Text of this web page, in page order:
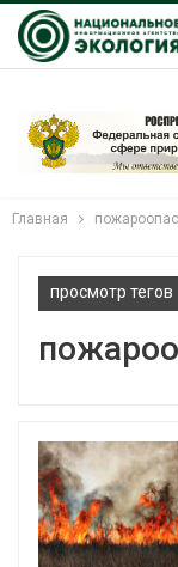
Главная
просмотр тегов